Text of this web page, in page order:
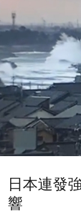
日本連發
響